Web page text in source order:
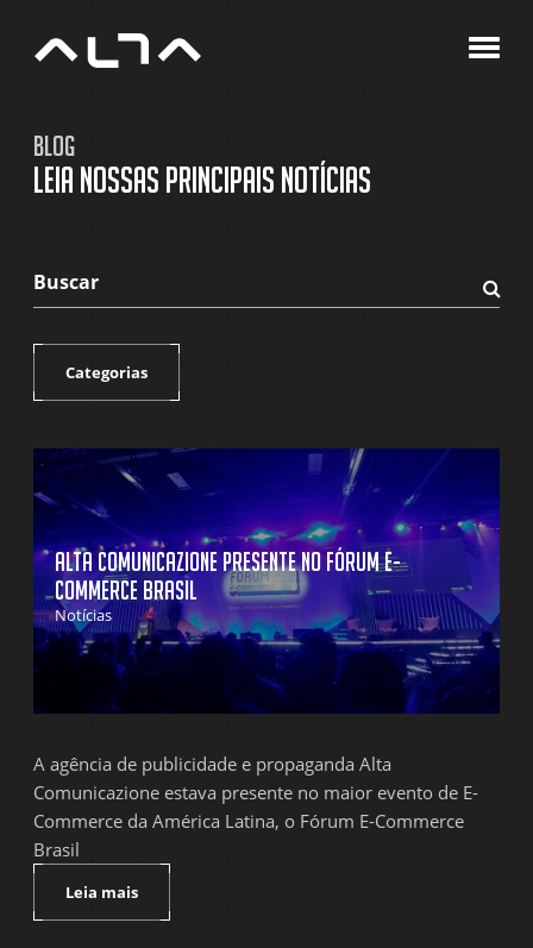
Blog
Leia nossas principais notícias
Buscar
Fazer
Categorias
Alta Comunicazione presente no Fórum E-
Commerce Brasil
Notícias
A agência de publicidade e propaganda Alta
Comunicazione estava presente no maior evento de E-
Commerce da América Latina, o Fórum E-Commerce
Brasil
Leia mais